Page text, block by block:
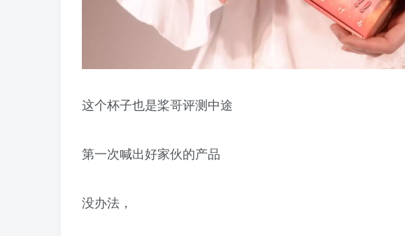
这个杯子也是桨哥评测中途
第一次喊出好家伙的产品
没办法，